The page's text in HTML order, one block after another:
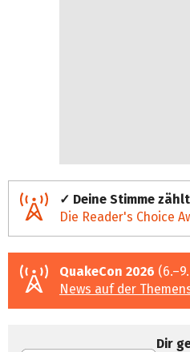
✓ Deine Stimme
Die Reader's Choice
QuakeCon 2026
News auf der
Dir